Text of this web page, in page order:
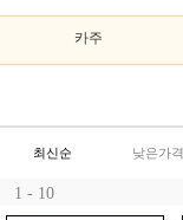
카주
최신순 낮은가격
1 - 10